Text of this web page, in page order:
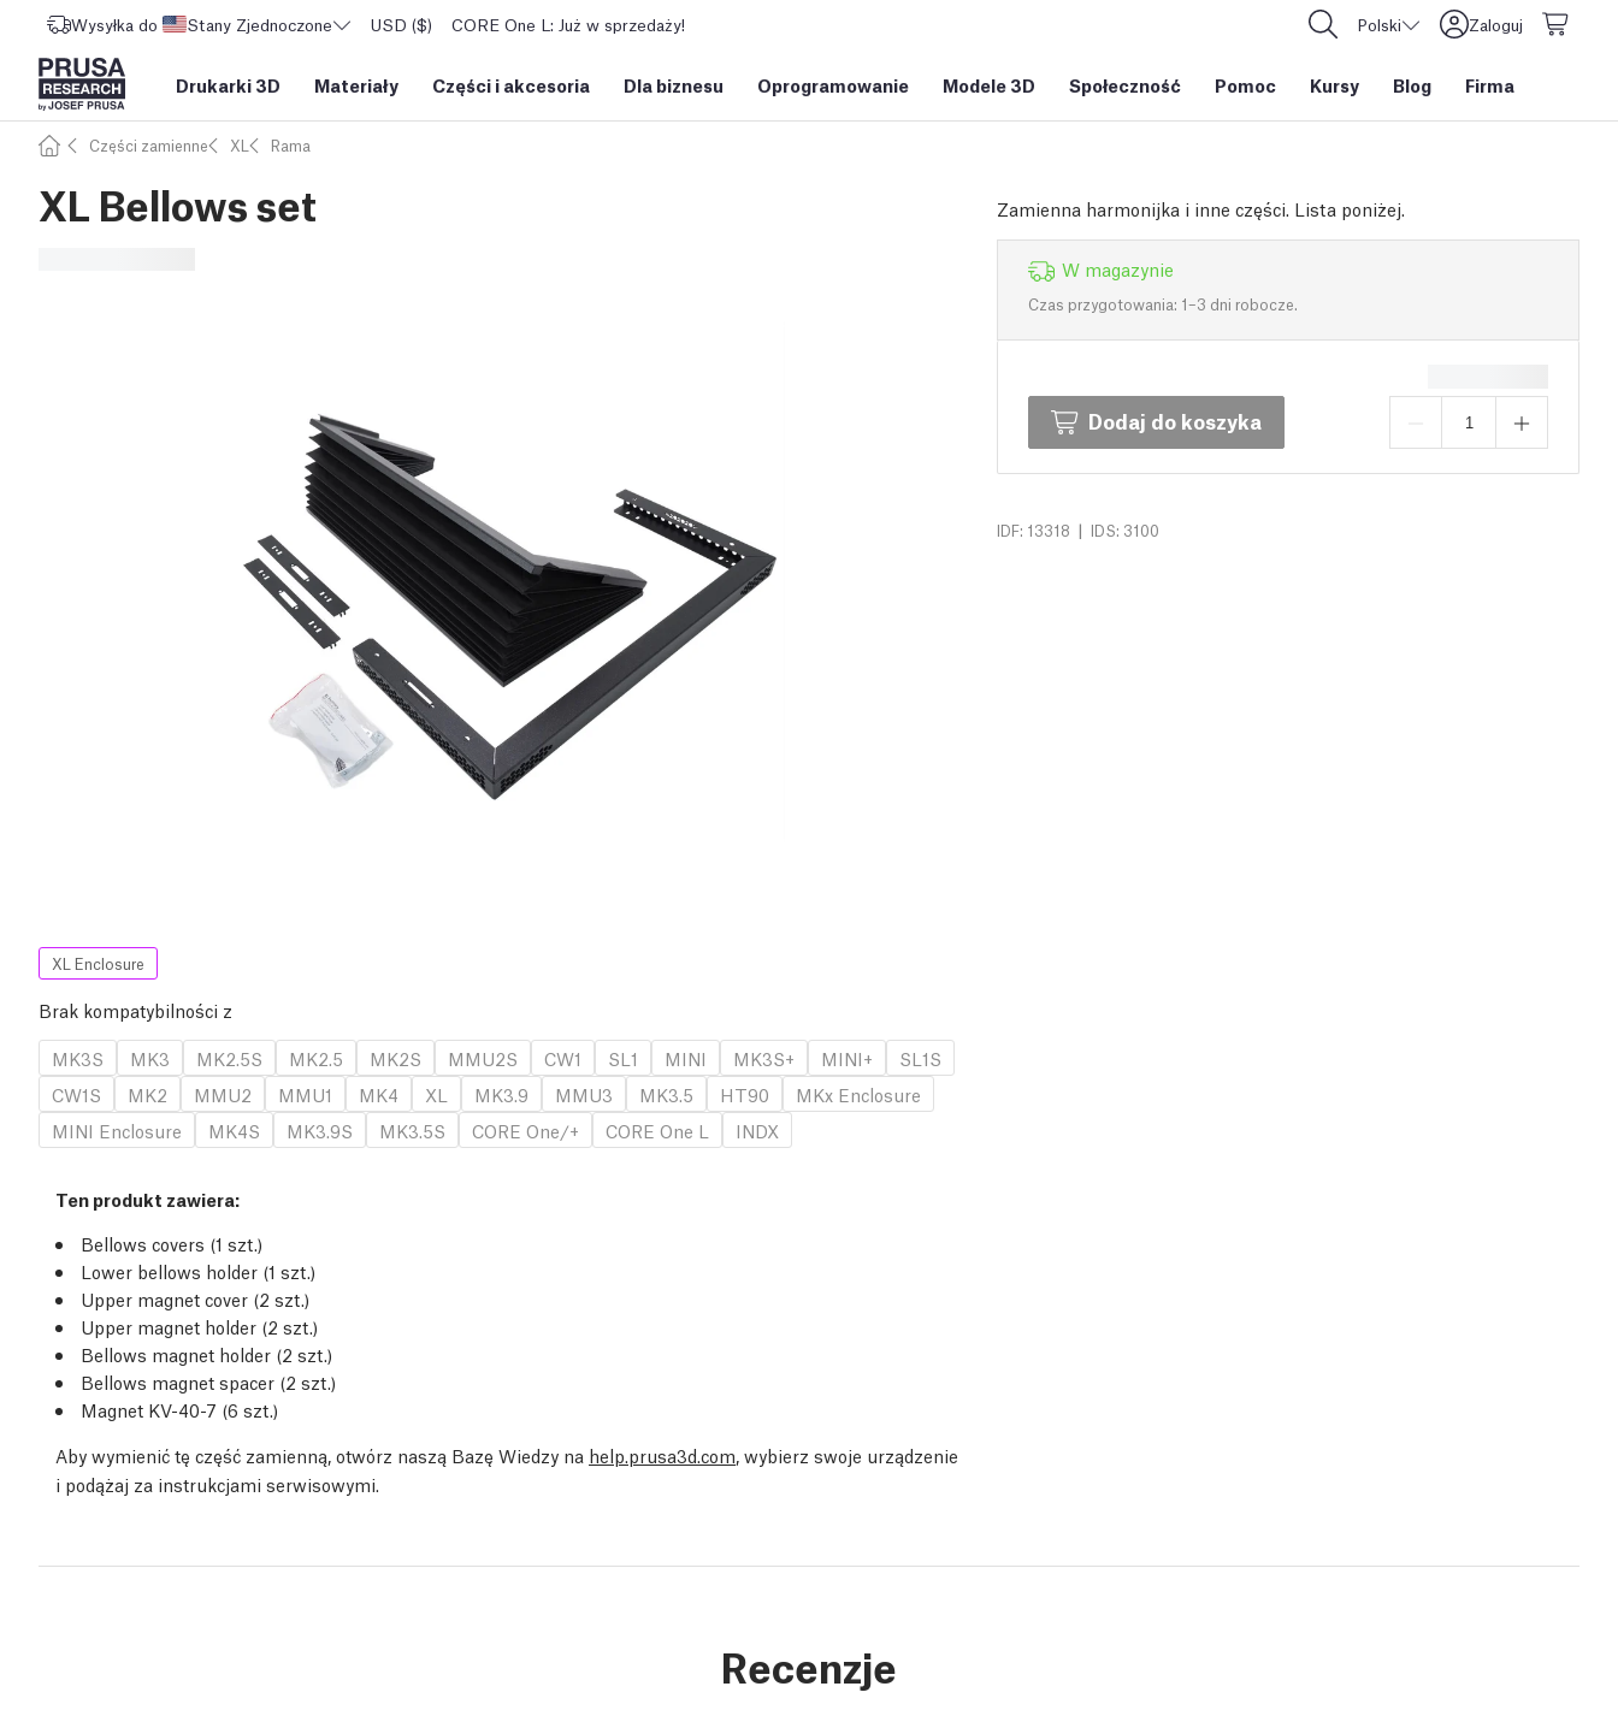
Wysyłka do Stany Zjednoczone USD ($) CORE One L: Już w sprzedaży! Polski Zaloguj
Drukarki 3D Materiały Części i akcesoria Dla biznesu Oprogramowanie Modele 3D Społeczność Pomoc Kursy Blog Firma
Części zamienne XL Rama
XL Bellows set Zamienna harmonijka i inne części. Lista poniżej.
W magazynie
Czas przygotowania: 1–3 dni robocze.
Dodaj do koszyka
IDF: 13318 | IDS: 3100
XL Enclosure
Brak kompatybilności z
MK3S
MK3 MK2.5S MK2.5 MK2S MMU2S CW1 SL1 MINI MK3S+ MINI+
SL1S
CW1S
MK2 MMU2 MMU1 MK4 XL MK3.9 MMU3 MK3.5 HT90
MKx Enclosure
MINI Enclosure
MK4S MK3.9S MK3.5S CORE One/+ CORE One L INDX
Ten produkt zawiera:
Bellows covers (1 szt.)
Lower bellows holder (1 szt.)
Upper magnet cover (2 szt.)
Upper magnet holder (2 szt.)
Bellows magnet holder (2 szt.)
Bellows magnet spacer (2 szt.)
Magnet KV-40-7 (6 szt.)
Aby wymienić tę część zamienną, otwórz naszą Bazę Wiedzy na help.prusa3d.com, wybierz swoje urządzenie
i podążaj za instrukcjami serwisowymi.
Recenzje